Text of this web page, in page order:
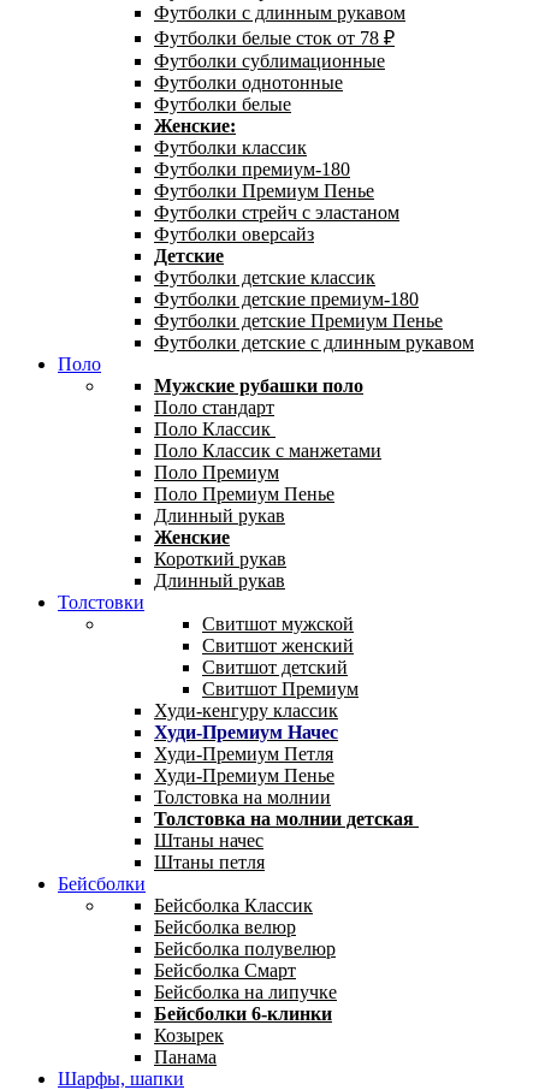
Футболки с длинным рукавом
Футболки белые сток от 78 ₽
Футболки сублимационные
Футболки однотонные
Футболки белые
Женские:
Футболки классик
Футболки премиум-180
Футболки Премиум Пенье
Футболки стрейч с эластаном
Футболки оверсайз
Детские
Футболки детские классик
Футболки детские премиум-180
Футболки детские Премиум Пенье
Футболки детские с длинным рукавом
Поло
Мужские рубашки поло
Поло стандарт
Поло Классик
Поло Классик с манжетами
Поло Премиум
Поло Премиум Пенье
Длинный рукав
Женские
Короткий рукав
Длинный рукав
Толстовки
Свитшот мужской
Свитшот женский
Свитшот детский
Свитшот Премиум
Худи-кенгуру классик
Худи-Премиум Начес
Худи-Премиум Петля
Худи-Премиум Пенье
Толстовка на молнии
Толстовка на молнии детская
Штаны начес
Штаны петля
Бейсболки
Бейсболка Классик
Бейсболка велюр
Бейсболка полувелюр
Бейсболка Смарт
Бейсболка на липучке
Бейсболки 6-клинки
Козырек
Панама
Шарфы, шапки